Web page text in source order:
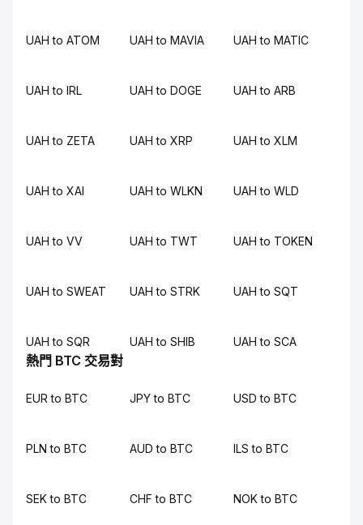
UAH to ATOM UAH to MAVIA UAH to MATIC
UAH to IRL UAH to DOGE UAH to ARB
UAH to ZETA UAH to XRP UAH to XLM
UAH to XAI UAH to WLKN UAH to WLD
UAH to VV UAH to TWT UAH to TOKEN
UAH to SWEAT UAH to STRK UAH to SQT
UAH to SQR UAH to SHIB UAH to SCA
熱門 BTC 交易對
EUR to BTC JPY to BTC USD to BTC
PLN to BTC AUD to BTC ILS to BTC
SEK to BTC CHF to BTC NOK to BTC